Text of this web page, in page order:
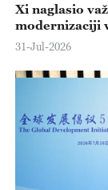
Xi naglasio
modernizaciji
31-Jul-2026